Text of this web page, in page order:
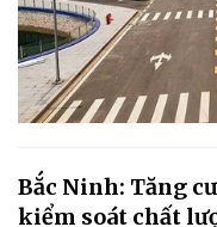
Bắc Ninh: Tăng
kiểm soát chất